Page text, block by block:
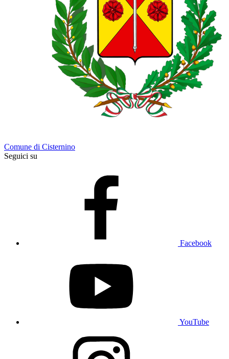
Comune di Cisternino
Seguici su
Facebook
YouTube